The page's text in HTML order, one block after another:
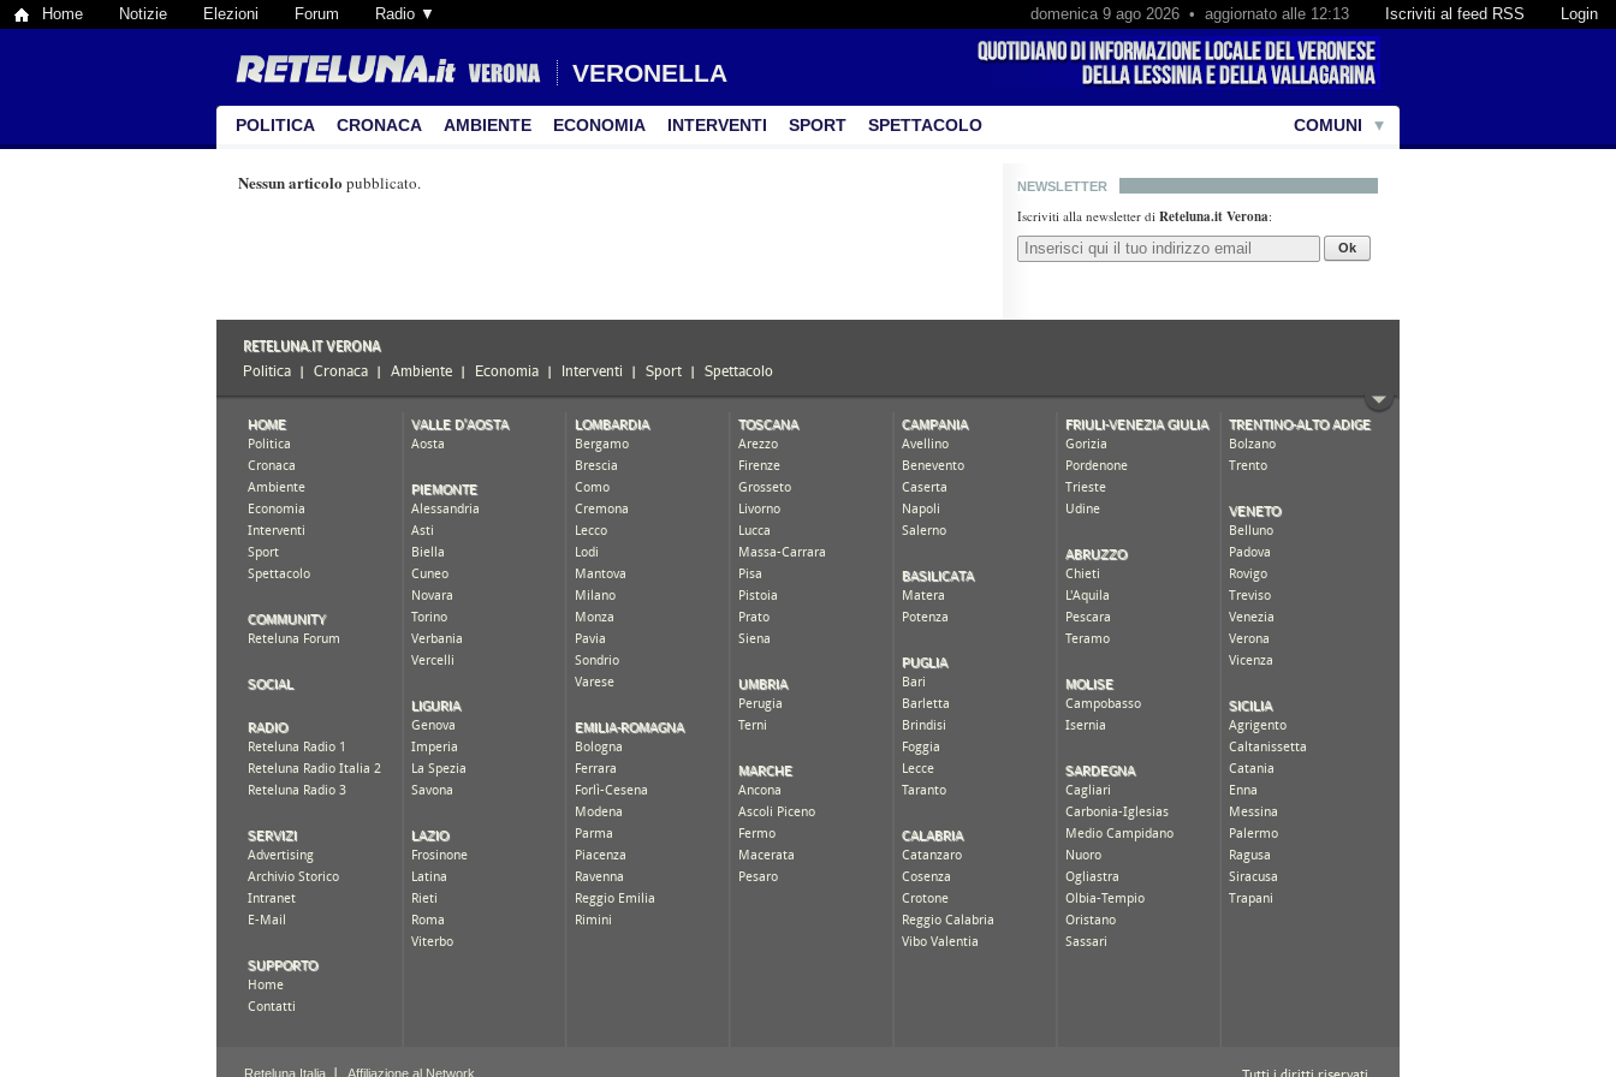
Home Notizie Elezioni Forum Radio ▼ Login
Iscriviti al feed RSS
domenica 9 ago 2026 • aggiornato alle 12:13
VERONELLA
POLITICA CRONACA AMBIENTE ECONOMIA INTERVENTI SPORT SPETTACOLO COMUNI
NEWSLETTER
Iscriviti alla newsletter di Reteluna.it Verona:
Ok
Nessun articolo pubblicato.